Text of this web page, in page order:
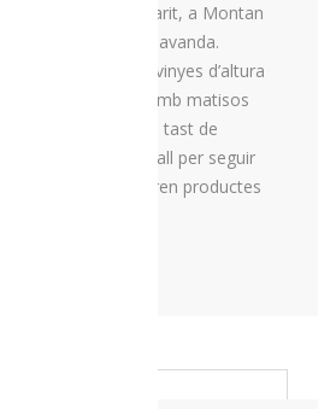
visitarem Cal Margarit, a Montan
de producció de lavanda.
poble cap a les vinyes d’altura
un vi afruitat blanc amb matisos
a dinar a l’espai de tast de
Mas d’Eroles a Adrall per seguir
Reula, on s’elaboren productes